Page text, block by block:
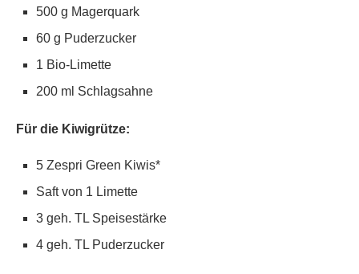
500 g Magerquark
60 g Puderzucker
1 Bio-Limette
200 ml Schlagsahne
Für die Kiwigrütze:
5 Zespri Green Kiwis*
Saft von 1 Limette
3 geh. TL Speisestärke
4 geh. TL Puderzucker